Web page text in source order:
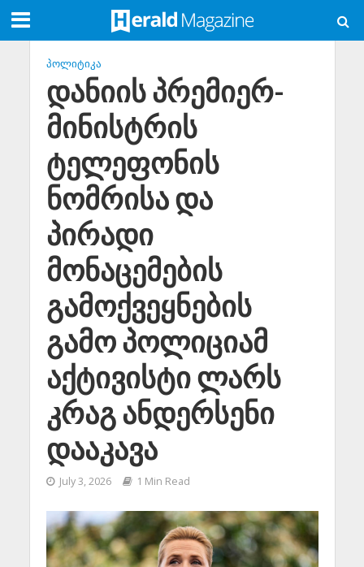
ᲞᲝᲚᲘᲢᲘᲙᲐ
დანიის პრემიერ-
მინისტრის
ტელეფონის
ნომრისა და
პირადი
მონაცემების
გამოქვეყნების
გამო პოლიციამ
აქტივისტი ლარს
კრაგ ანდერსენი
დააკავა
July 3, 2026 1 Min Read